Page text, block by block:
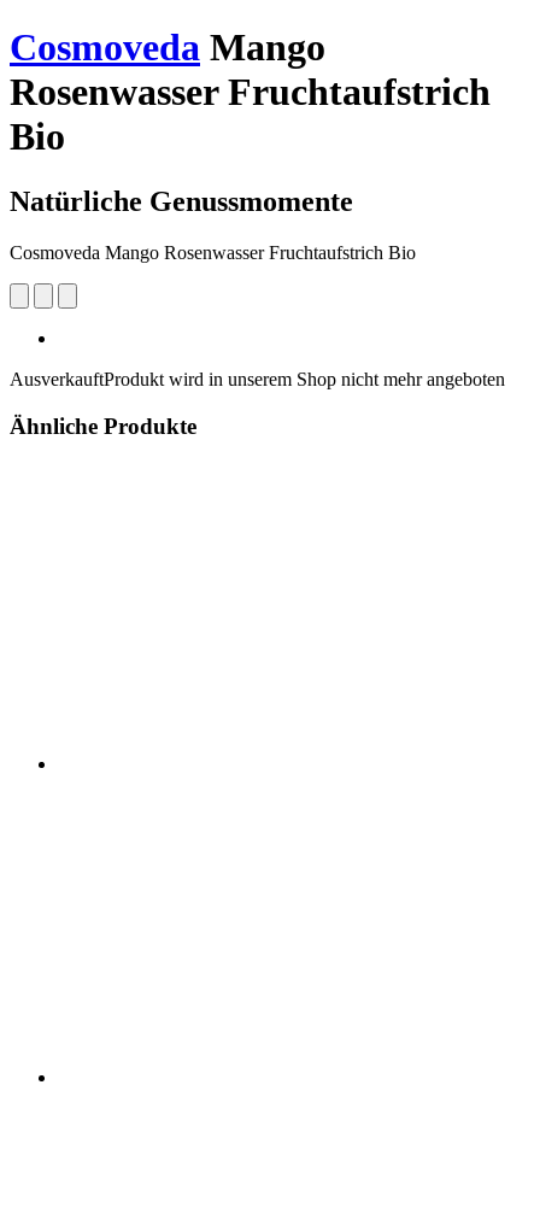
Cosmoveda Mango
Rosenwasser Fruchtaufstrich
Bio
Natürliche Genussmomente
Cosmoveda Mango Rosenwasser Fruchtaufstrich Bio
AusverkauftProdukt wird in unserem Shop nicht mehr angeboten
Ähnliche Produkte